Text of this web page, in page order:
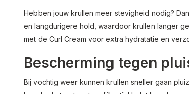
Hebben jouw krullen meer stevigheid nodig?
en langdurigere hold, waardoor krullen langer
met de Curl Cream voor extra hydratatie en
Bescherming tegen
Bij vochtig weer kunnen krullen sneller gaan